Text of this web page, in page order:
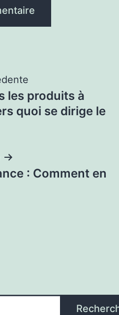
les produits à
quoi se dirige le
: Comment en